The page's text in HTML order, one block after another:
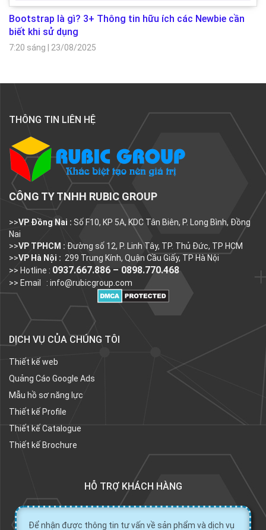
Bootstrap là gì? 3+ Thông tin hữu ích các Newbie cần
biết khi sử dụng
7:20 sáng 23/08/2025
THÔNG TIN LIÊN HỆ
CÔNG TY TNHH RUBIC GROUP
>>VP Đồng Nai : Số F10, KP 5A, KDC Tân Biên, P. Long Bình, Đồng
Nai
>>VP TPHCM : Đường số 12, P. Linh Tây, TP. Thủ Đức, TP HCM
>>VP Hà Nội : 299 Trung Kính, Quận Cầu Giấy, TP Hà Nội
>> Hotline : 0937.667.886 – 0898.770.468
>> Email : info@rubicgroup.com
DỊCH VỤ CỦA CHÚNG TÔI
Thiết kế web
Quảng Cáo Google Ads
Mẫu hồ sơ năng lực
Thiết kế Profile
Thiết kế Catalogue
Thiết kế Brochure
HỖ TRỢ KHÁCH HÀNG
Để nhận được thông tin tư vấn về sản phẩm và dịch vụ